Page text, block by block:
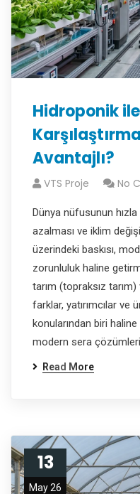
Hidroponik
Avantajlı?
VTS Proje No
Dünya nüfusunun
azalması ve iklim
üzerindeki baskısı,
zorunluluk haline
tarım (topraksız
farklar, yatırımcılar ve
konularından biri
modern sera
Read More
13
May 26